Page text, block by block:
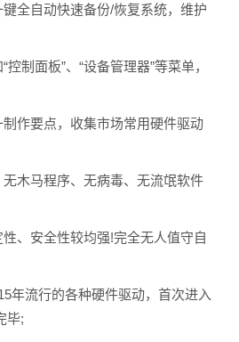
自动快速备份/恢复系统，维护
面板”、“设备管理器”等菜单，
要点，收集市场常用硬件驱动
马程序、无病毒、无流氓软件
安全性较均强!完全无人值守自
流行的各种硬件驱动，首次进入
毕;